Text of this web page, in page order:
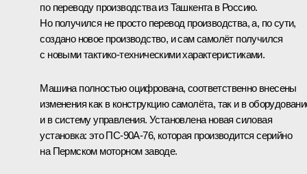
по переводу производства из Ташкента в Россию.
Но получился не просто перевод производства, а, по сути,
создано новое производство, и сам самолёт получился
с новыми тактико-техническими характеристиками.
Машина полностью оцифрована, соответственно внесены
изменения как в конструкцию самолёта, так и в
и в систему управления. Установлена новая силовая
установка: это ПС-90А-76, которая производится серийно
на Пермском моторном заводе.